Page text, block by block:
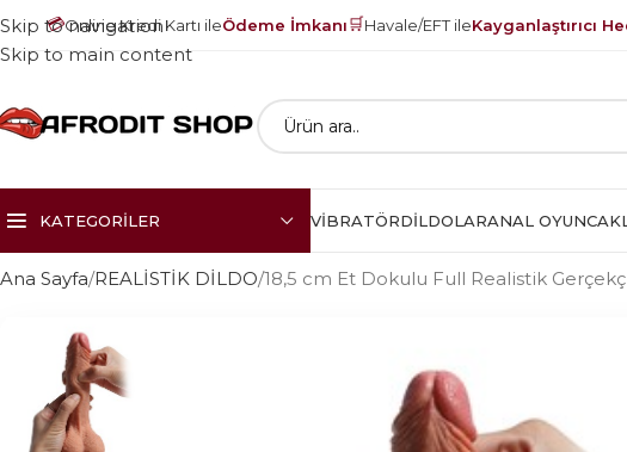
💳Online Kredi Kartı ileÖdeme İmkanı🛒Havale/EFT ileKayganlaştırıcı
Skip to navigation
Skip to main content
KATEGORILER VIBRATÖRDILDOLARANAL
Ana Sayfa REALİSTİK DİLDO 18,5 cm Et Dokulu Full Realistik